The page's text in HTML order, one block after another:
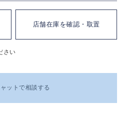
店舗在庫を確認・取置
さい
ットで相談する